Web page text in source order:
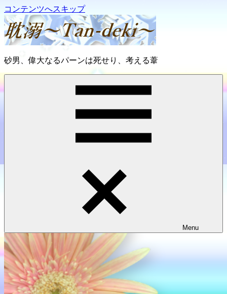
コンテンツへスキップ
耽
砂男、偉大なるパーンは死せり、考える葦
Menu